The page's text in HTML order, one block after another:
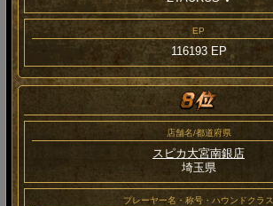
EP
116193 EP
店舗名/都道府県
スピカ大宮南銀店
埼玉県
プレーヤー名・称号・ハウンドクラス